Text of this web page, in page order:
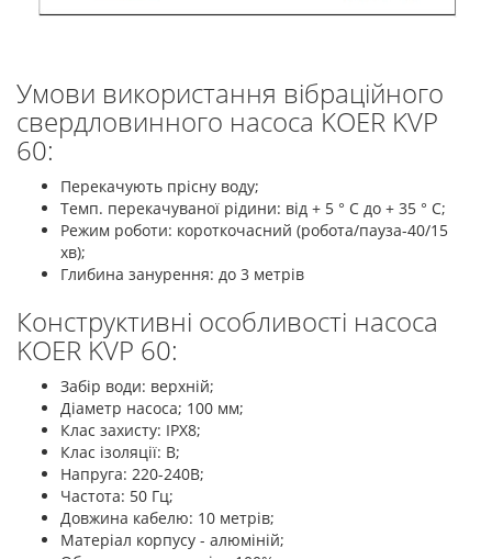
Умови використання вібраційного
свердловинного насоса KOER KVP
60:
Перекачують прісну воду;
Темп. перекачуваної рідини: від + 5 ° C до + 35 ° C;
Режим роботи: короткочасний (робота/пауза-40/15
хв);
Глибина занурення: до 3 метрів
Конструктивні особливості насоса
KOER KVP 60:
Забір води: верхній;
Діаметр насоса; 100 мм;
Клас захисту: IPX8;
Клас ізоляції: В;
Напруга: 220-240В;
Частота: 50 Гц;
Довжина кабелю: 10 метрів;
Матеріал корпусу - алюміній;